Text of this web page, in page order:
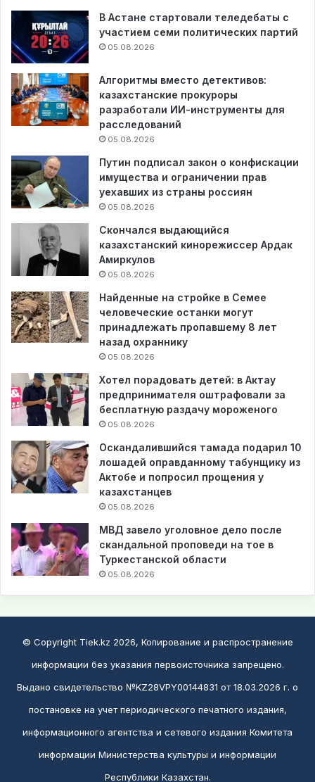
В Астане стартовали теледебаты с
участием семи политических партий
05.08.2026
Алгоритмы вместо детективов:
казахстанские прокуроры
разработали ИИ-инструменты для
расследований
05.08.2026
Путин подписал закон о конфискации
имущества и ограничении прав
уехавших из страны россиян
05.08.2026
Скончался выдающийся
казахстанский кинорежиссер Ардак
Амиркулов
05.08.2026
Найденные на стройке в Семее
человеческие останки могут
принадлежать пропавшему 8 лет
назад охраннику
05.08.2026
Хотел порадовать детей: в Актау
предпринимателя оштрафовали за
бесплатную раздачу мороженого
05.08.2026
Оскандалившийся тамада подарил 10
лошадей оправданному табунщику из
Актобе и попросил прощения у
казахстанцев
05.08.2026
МВД завело уголовное дело после
скандальной проповеди на тое в
Туркестанской области
05.08.2026
© Copyright Tiek.kz 2026, Копирование и распространение
информации без указания первоисточника запрещено.
Выдано свидетельство №KZ28VPY00144831 от 18.03.2026 г. о
постановке на учет периодического печатного издания,
информационного агентства и сетевого издания Комитета
информации Министерства культуры и информации
Республики Казахстан.